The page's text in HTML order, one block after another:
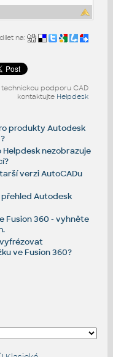
na:
technickou podporu CAD
kontaktujte Helpdesk
produkty Autodesk
Helpdesk nezobrazuje
verzi AutoCADu
přehled Autodesk
Fusion 360 - vyhněte
ve Fusion 360?